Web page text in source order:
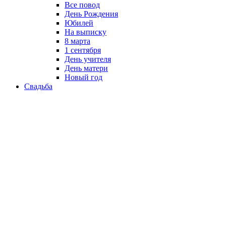
Все повод
День Рождения
Юбилей
На выписку
8 марта
1 сентября
День учителя
День матери
Новый год
Свадьба